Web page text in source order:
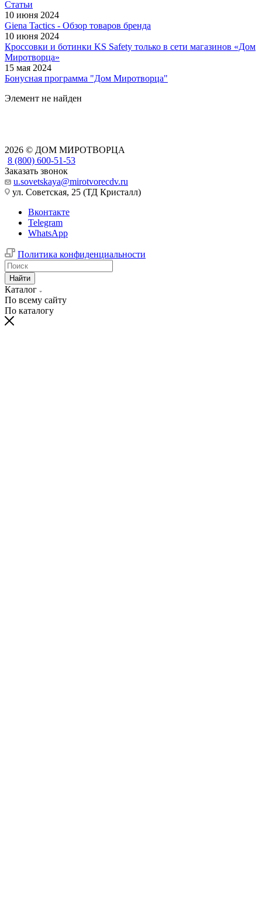
Статьи
10 июня 2024
Giena Tactics - Обзор товаров бренда
10 июня 2024
Кроссовки и ботинки KS Safety только в сети магазинов «Дом
Миротворца»
15 мая 2024
Бонусная программа "Дом Миротворца"
Элемент не найден
2026 © ДОМ МИРОТВОРЦА
8 (800) 600-51-53
Заказать звонок
u.sovetskaya@mirotvorecdv.ru
ул. Советская, 25 (ТД Кристалл)
Вконтакте
Telegram
WhatsApp
Политика конфиденциальности
Найти
Каталог
По всему сайту
По каталогу